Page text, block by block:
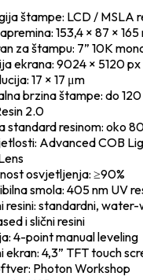
štampe: LCD / MSLA
153,4 × 87 × 165
za štampu: 7” 10K
ekrana: 9024 × 5120 px
17 × 17 μm
brzina štampe: do
2.0
standard resinom: oko
Advanced COB
osvjetljenja: ≥90%
smola: 405 nm UV
resini: standardni, water-
i slični resini
4-point manual leveling
ekran: 4,3” TFT touch
Photon Workshop